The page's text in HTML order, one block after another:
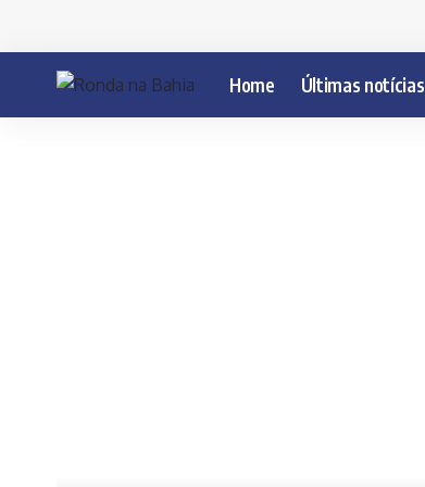
Home Últimas notícias